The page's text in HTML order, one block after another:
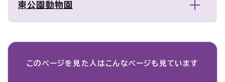
東公園動物園
このページを見た人は こんなページも見ています